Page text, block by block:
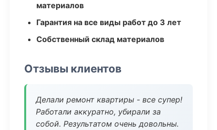
материалов
Гарантия на все виды работ до 3 лет
Собственный склад материалов
Отзывы клиентов
Делали ремонт квартиры - все супер!
Работали аккуратно, убирали за
собой. Результатом очень довольны.